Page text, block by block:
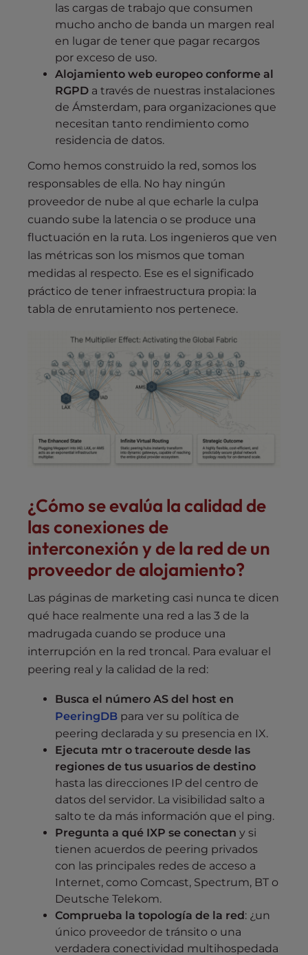
las cargas de trabajo que consumen
mucho ancho de banda un margen real
en lugar de tener que pagar recargos
por exceso de uso.
Alojamiento web europeo conforme al
RGPD a través de nuestras instalaciones
de Ámsterdam, para organizaciones que
necesitan tanto rendimiento como
residencia de datos.
Como hemos construido la red, somos los
responsables de ella. No hay ningún
proveedor de nube al que echarle la culpa
cuando sube la latencia o se produce una
fluctuación en la ruta. Los ingenieros que ven
las métricas son los mismos que toman
medidas al respecto. Ese es el significado
práctico de tener infraestructura propia: la
tabla de enrutamiento nos pertenece.
¿Cómo se evalúa la calidad de
las conexiones de
interconexión y de la red de un
proveedor de alojamiento?
Las páginas de marketing casi nunca te dicen
qué hace realmente una red a las 3 de la
madrugada cuando se produce una
interrupción en la red troncal. Para evaluar el
peering real y la calidad de la red:
Busca el número AS del host en
PeeringDB para ver su política de
peering declarada y su presencia en IX.
Ejecuta mtr o traceroute desde las
regiones de tus usuarios de destino
hasta las direcciones IP del centro de
datos del servidor. La visibilidad salto a
salto te da más información que el ping.
Pregunta a qué IXP se conectan y si
tienen acuerdos de peering privados
con las principales redes de acceso a
Internet, como Comcast, Spectrum, BT o
Deutsche Telekom.
Comprueba la topología de la red : ¿un
único proveedor de tránsito o una
verdadera conectividad multihospedada